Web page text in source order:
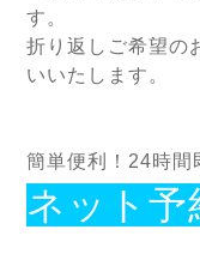
す。
折り返しご希望の
いいたします。
簡単便利！24時間
ネット予